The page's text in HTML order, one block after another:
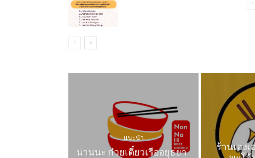
แนะนำ
น่านนะ ก๋วยเตี๋ยวเรืออยุธยา
ร้านเฮงเ